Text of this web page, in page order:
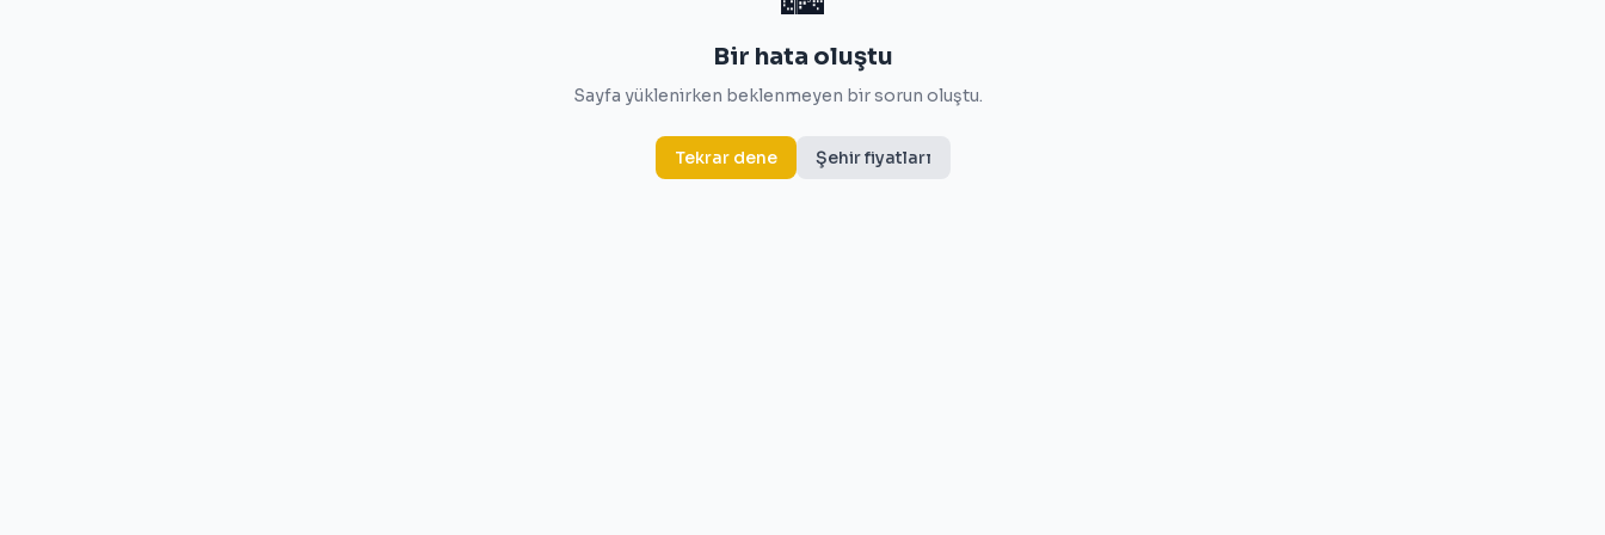
Bir hata oluştu
Sayfa yüklenirken beklenmeyen bir sorun oluştu.
Tekrar dene Şehir fiyatları